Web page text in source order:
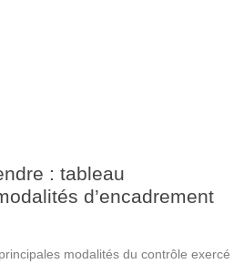
: tableau
d’encadrement
modalités du contrôle exercé